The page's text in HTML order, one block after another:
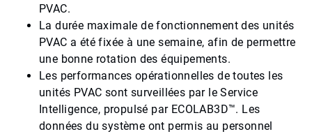
PVAC.
La durée maximale de fonctionnement des unités
PVAC a été fixée à une semaine, afin de permettre
une bonne rotation des équipements.
Les performances opérationnelles de toutes les
unités PVAC sont surveillées par le Service
Intelligence, propulsé par ECOLAB3D™. Les
données du système ont permis au personnel